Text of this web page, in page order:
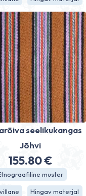
seelikukangas
Jõhvi
155.80€
muster
Hingav materjal